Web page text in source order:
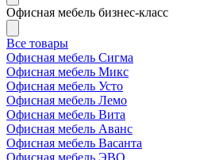
Офисная мебель бизнес-класс
Все товары
Офисная мебель Сигма
Офисная мебель Микс
Офисная мебель Усто
Офисная мебель Лемо
Офисная мебель Вита
Офисная мебель Аванс
Офисная мебель Васанта